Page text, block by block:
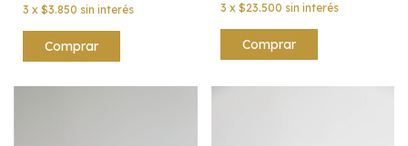
3 x $3.850 sin interés
Comprar
3 x $23.500 sin interés